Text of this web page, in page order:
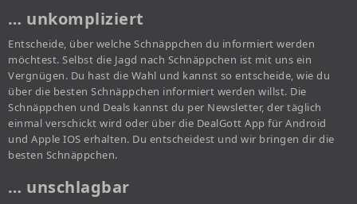
… unkompliziert
Entscheide, über welche Schnäppchen du informiert werden
möchtest. Selbst die Jagd nach Schnäppchen ist mit uns ein
Vergnügen. Du hast die Wahl und kannst so entscheide, wie du
über die besten Schnäppchen informiert werden willst. Die
Schnäppchen und Deals kannst du per Newsletter, der täglich
einmal verschickt wird oder über die DealGott App für Android
und Apple IOS erhalten. Du entscheidest und wir bringen dir die
besten Schnäppchen.
… unschlagbar